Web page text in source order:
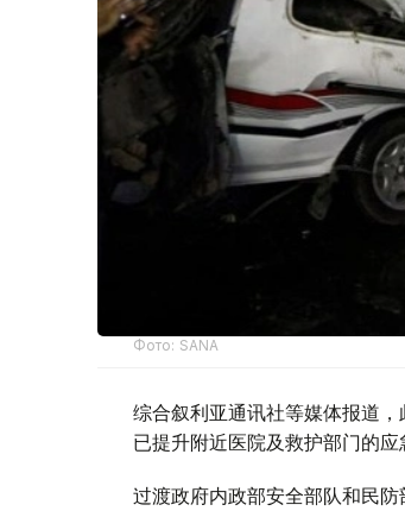
Фото: SANA
综合叙利亚通讯社等媒体报道
已提升附近医院及救护部门的应
过渡政府内政部安全部队和民防